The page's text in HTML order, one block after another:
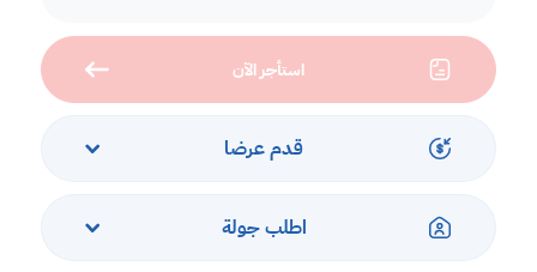
استأجر الآن
قدم عرضا
اطلب جولة
* مفروشة بالكامل
* بلكونة
* تكييف مركزي
سوبر ماركت الخ….
مرافق المبنى: